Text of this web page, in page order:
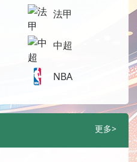
法甲
中超
NBA
更多>